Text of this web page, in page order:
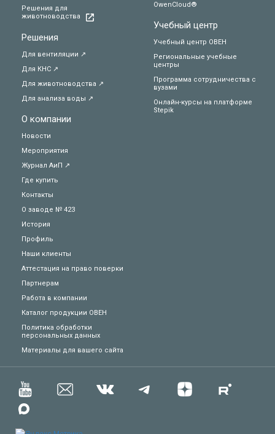
Решения для
животноводства
Решения
Для вентиляции ↗
Для КНС ↗
Для животноводства ↗
Для анализа воды ↗
О компании
Новости
Мероприятия
Журнал АиП ↗
Где купить
Контакты
О заводе № 423
История
Профиль
Наши клиенты
Аттестация на право поверки
Партнерам
Работа в компании
Каталог продукции ОВЕН
Политика обработки
персональных данных
Материалы для вашего сайта
OwenCloud®
Учебный центр
Учебный центр ОВЕН
Региональные учебные
центры
Программа сотрудничества с
вузами
Онлайн-курсы на платформе
Stepik